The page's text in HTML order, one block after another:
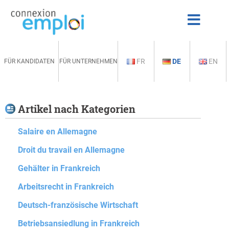
FÜR KANDIDATEN FÜR UNTERNEHMEN FR DE EN
Artikel nach Kategorien
Salaire en Allemagne
Droit du travail en Allemagne
Gehälter in Frankreich
Arbeitsrecht in Frankreich
Deutsch-französische Wirtschaft
Betriebsansiedlung in Frankreich